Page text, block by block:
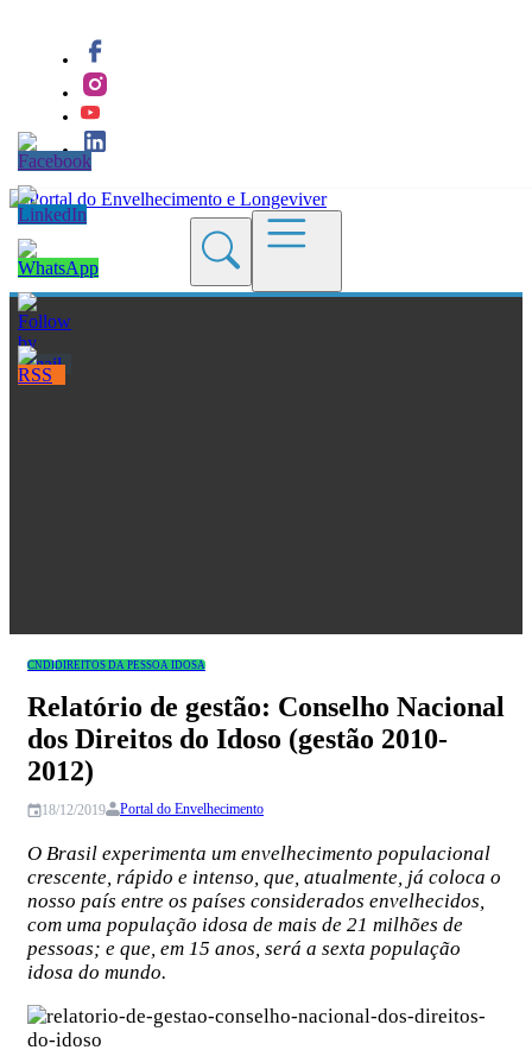
CNDIDIREITOS DA PESSOA IDOSA
Relatório de gestão: Conselho Nacional
dos Direitos do Idoso (gestão 2010-
2012)
18/12/2019 Portal do Envelhecimento
O Brasil experimenta um envelhecimento populacional
crescente, rápido e intenso, que, atualmente, já coloca o
nosso país entre os países considerados envelhecidos,
com uma população idosa de mais de 21 milhões de
pessoas; e que, em 15 anos, será a sexta população
idosa do mundo.